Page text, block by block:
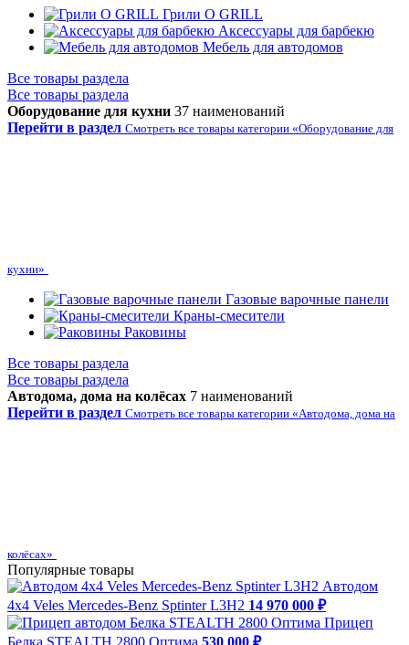
Грили O GRILL
Аксессуары для барбекю
Мебель для автодомов
Все товары раздела
Все товары раздела
Оборудование для кухни 37 наименований
Перейти в раздел Смотреть все товары категории «Оборудование для
кухни»
Газовые варочные панели
Краны-смесители
Раковины
Все товары раздела
Все товары раздела
Автодома, дома на колёсах 7 наименований
Перейти в раздел Смотреть все товары категории «Автодома, дома на
колёсах»
Популярные товары
Автодом
4х4 Veles Mercedes-Benz Sptinter L3H2 14 970 000 ₽
Прицеп
Белка STEALTH 2800 Оптима 530 000 ₽